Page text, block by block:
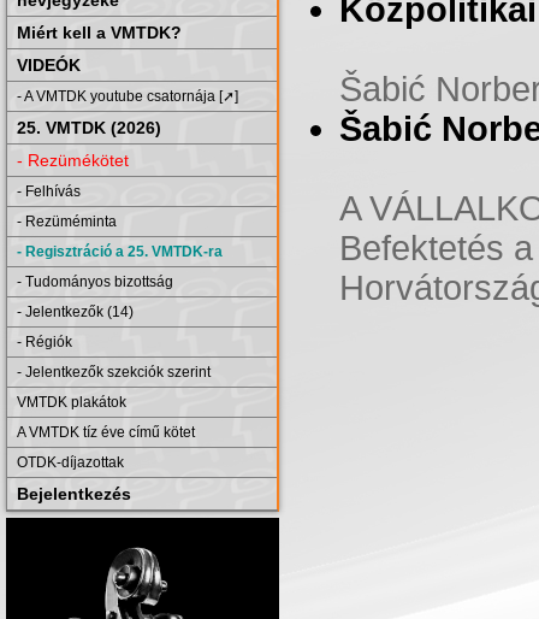
Miért kell a VMTDK?
VIDEÓK
- A VMTDK youtube csatornája [➚]
25. VMTDK (2026)
- Rezümékötet
- Felhívás
- Rezüméminta
- Regisztráció a 25. VMTDK-ra
- Tudományos bizottság
- Jelentkezők (14)
- Régiók
- Jelentkezők szekciók szerint
VMTDK plakátok
A VMTDK tíz éve című kötet
OTDK-díjazottak
Bejelentkezés
Šabić
Šabić
A
Befektetés